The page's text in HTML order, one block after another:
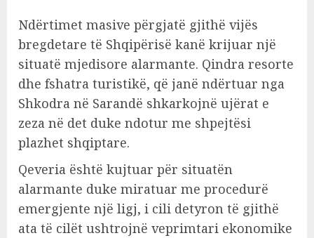
Ndërtimet masive përgjatë gjithë vijës
bregdetare të Shqipërisë kanë krijuar një
situatë mjedisore alarmante. Qindra resorte
dhe fshatra turistikë, që janë ndërtuar nga
Shkodra në Sarandë shkarkojnë ujërat e
zeza në det duke ndotur me shpejtësi
plazhet shqiptare.
Qeveria është kujtuar për situatën
alarmante duke miratuar me procedurë
emergjente një ligj, i cili detyron të gjithë
ata të cilët ushtrojnë veprimtari ekonomike